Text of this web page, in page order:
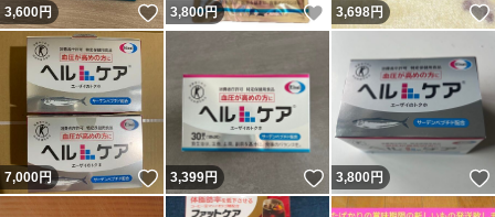
3,600円 いいね！
3,800円 いいね！
3,698円
7,000円 いいね！
3,399円 いいね！
3,800円